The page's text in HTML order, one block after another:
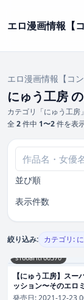
エロ漫画情報【コ
エロ漫画情報【コン
にゅう工房
カテゴリ「にゅう工房
全 2件中 1〜2件を表
並び順
表示件数
絞り込み: カテゴリ:
s166aritr00370
【にゅう工房】スー
ッション〜そのエロ
必ず達成できる〜（
発売日:2021-12-23